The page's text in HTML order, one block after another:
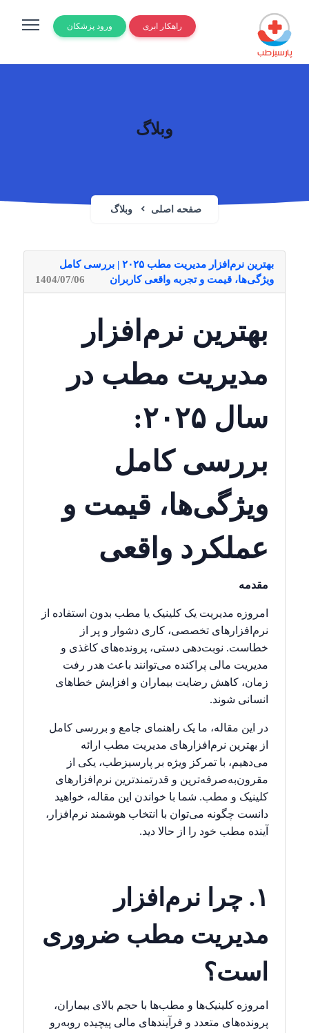
راهکار ابری ورود پزشکان
وبلاگ
صفحه اصلی وبلاگ
بهترین نرم‌افزار مدیریت مطب ۲۰۲۵ | بررسی کامل
ویژگی‌ها، قیمت و تجربه واقعی کاربران
1404/07/06
بهترین نرم‌افزار
مدیریت مطب در
سال ۲۰۲۵:
بررسی کامل
ویژگی‌ها، قیمت و
عملکرد واقعی
مقدمه
امروزه مدیریت یک کلینیک یا مطب بدون استفاده از
نرم‌افزارهای تخصصی، کاری دشوار و پر از
خطاست. نوبت‌دهی دستی، پرونده‌های کاغذی و
مدیریت مالی پراکنده می‌توانند باعث هدر رفت
زمان، کاهش رضایت بیماران و افزایش خطاهای
انسانی شوند.
در این مقاله، ما یک راهنمای جامع و بررسی کامل
از بهترین نرم‌افزارهای مدیریت مطب ارائه
می‌دهیم، با تمرکز ویژه بر پارسیزطب، یکی از
مقرون‌به‌صرفه‌ترین و قدرتمندترین نرم‌افزارهای
کلینیک و مطب. شما با خواندن این مقاله، خواهید
دانست چگونه می‌توان با انتخاب هوشمند نرم‌افزار،
آینده مطب خود را از حالا دید.
۱. چرا نرم‌افزار
مدیریت مطب ضروری
است؟
امروزه کلینیک‌ها و مطب‌ها با حجم بالای بیماران،
پرونده‌های متعدد و فرآیندهای مالی پیچیده روبه‌رو